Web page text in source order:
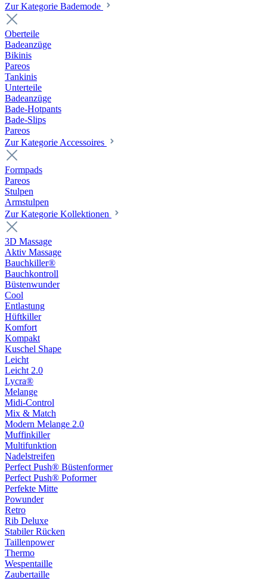
Zur Kategorie Bademode
Oberteile
Badeanzüge
Bikinis
Pareos
Tankinis
Unterteile
Badeanzüge
Bade-Hotpants
Bade-Slips
Pareos
Zur Kategorie Accessoires
Formpads
Pareos
Stulpen
Armstulpen
Zur Kategorie Kollektionen
3D Massage
Aktiv Massage
Bauchkiller®
Bauchkontroll
Büstenwunder
Cool
Entlastung
Hüftkiller
Komfort
Kompakt
Kuschel Shape
Leicht
Leicht 2.0
Lycra®
Melange
Midi-Control
Mix & Match
Modern Melange 2.0
Muffinkiller
Multifunktion
Nadelstreifen
Perfect Push® Büstenformer
Perfect Push® Poformer
Perfekte Mitte
Powunder
Retro
Rib Deluxe
Stabiler Rücken
Taillenpower
Thermo
Wespentaille
Zaubertaille